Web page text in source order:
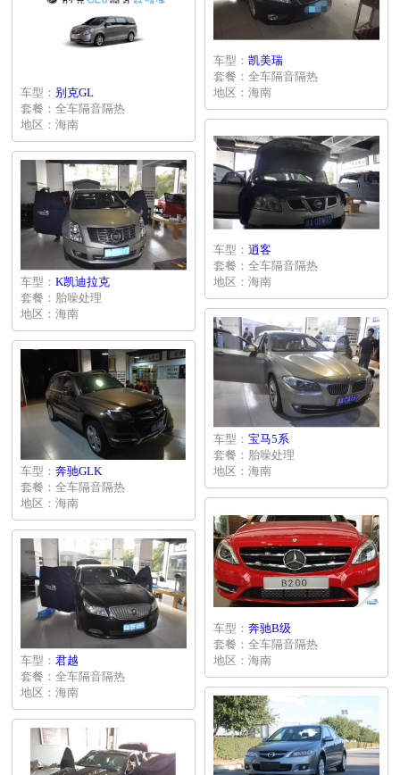
车型： 凯美瑞
套餐：全车隔音隔热
地区：海南
车型： 别克GL
套餐：全车隔音隔热
地区：海南
车型： 逍客
套餐：全车隔音隔热
地区：海南
车型： K凯迪拉克
套餐：胎噪处理
地区：海南
车型： 宝马5系
套餐：胎噪处理
地区：海南
车型： 奔驰GLK
套餐：全车隔音隔热
地区：海南
车型： 奔驰B级
套餐：全车隔音隔热
地区：海南
车型： 君越
套餐：全车隔音隔热
地区：海南